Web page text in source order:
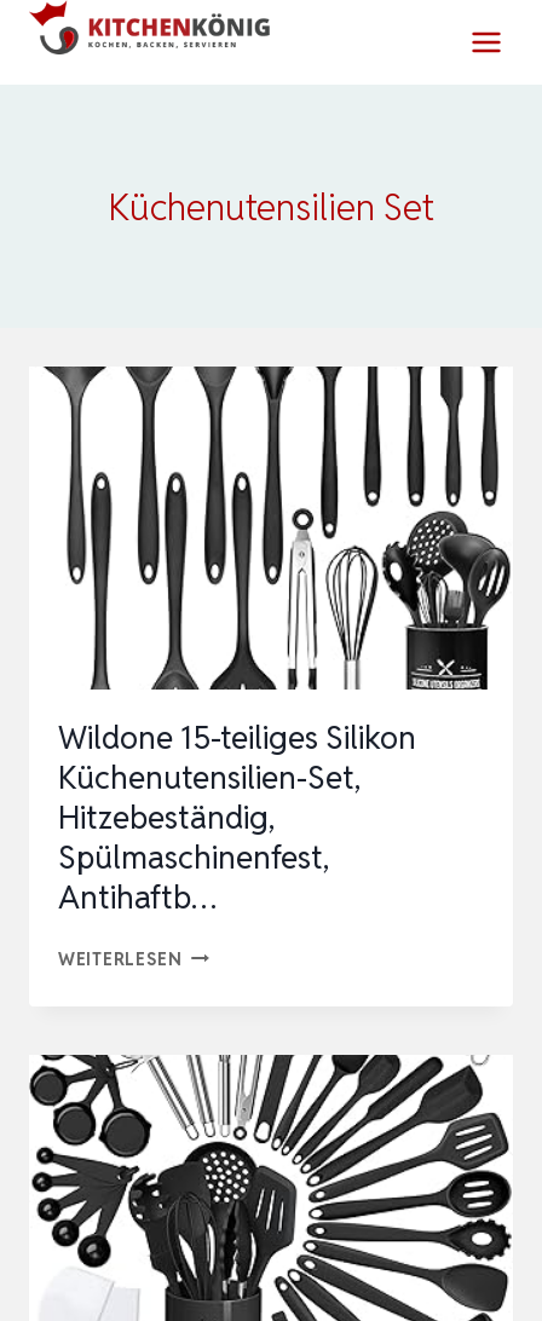
Zum
Inhalt
Küchenutensilien Set
Wildone 15-teiliges Silikon
Küchenutensilien-Set,
Hitzebeständig,
Spülmaschinenfest,
Antihaftb…
WEITERLESEN WILDONE
SILIKON
KÜCHENUTENSILIEN-
SET,
HITZEBESTÄNDIG,
SPÜLMASCHINENFEST,
ANTIHAFTB…